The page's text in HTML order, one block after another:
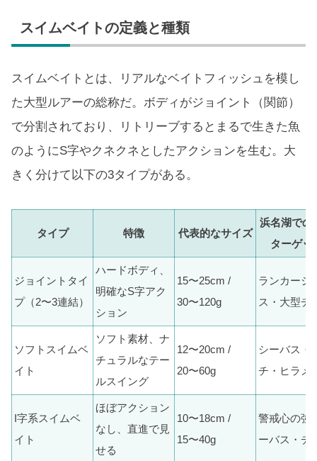
スイムベイトの定義と種類
スイムベイトとは、リアルなベイトフィッシュを模し
た大型ルアーの総称だ。ボディがジョイント（関節）
で分割されており、リトリーブするとまるで生きた魚
のようにS字やクネクネとしたアクションを生む。大
きく分けて以下の3タイプがある。
タイプ 特徴 代表的なサイズ
浜名湖での
ターゲッ
ジョイントタイ
プ（2〜3連結）
ハードボディ、
明確なS字アク
ション
15〜25cm /
30〜120g
ランカーシ
ス・大型チ
ソフトスイムベ
イト
ソフト素材、ナ
チュラルなテー
ルスイング
12〜20cm /
20〜60g
シーバス・
チ・ヒラメ
I字系スイムベ
イト
ほぼアクション
なし、直進で見
せる
10〜18cm /
15〜40g
警戒心の強
ーバス・チ